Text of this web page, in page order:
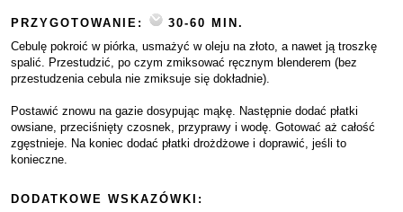
PRZYGOTOWANIE:
30-60 MIN.
Cebulę pokroić w piórka, usmażyć w oleju na złoto, a nawet ją troszkę
spalić. Przestudzić, po czym zmiksować ręcznym blenderem (bez
przestudzenia cebula nie zmiksuje się dokładnie).
Postawić znowu na gazie dosypując mąkę. Następnie dodać płatki
owsiane, przeciśnięty czosnek, przyprawy i wodę. Gotować aż całość
zgęstnieje. Na koniec dodać płatki drożdżowe i doprawić, jeśli to
konieczne.
DODATKOWE WSKAZÓWKI: